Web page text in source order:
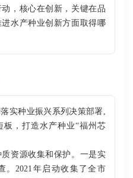
，核心在创新，关键在品
水产种业创新方面取得哪
实种业振兴系列决策部署,
板，打造水产种业“福州芯
资源收集和保护。一是实
。2021年启动收集了全市